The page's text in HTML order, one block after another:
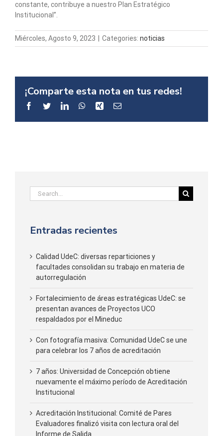
constante, contribuye a nuestro Plan Estratégico
Institucional”.
Miércoles, Agosto 9, 2023 Categories: noticias
¡Comparte esta nota en tus redes!
Facebook
TwitterLinkedInWhatsApp
Xing Email
Search
for:
Entradas recientes
Calidad UdeC: diversas reparticiones y
facultades consolidan su trabajo en materia de
autorregulación
Fortalecimiento de áreas estratégicas UdeC: se
presentan avances de Proyectos UCO
respaldados por el Mineduc
Con fotografía masiva: Comunidad UdeC se une
para celebrar los 7 años de acreditación
7 años: Universidad de Concepción obtiene
nuevamente el máximo período de Acreditación
Institucional
Acreditación Institucional: Comité de Pares
Evaluadores finalizó visita con lectura oral del
Informe de Salida